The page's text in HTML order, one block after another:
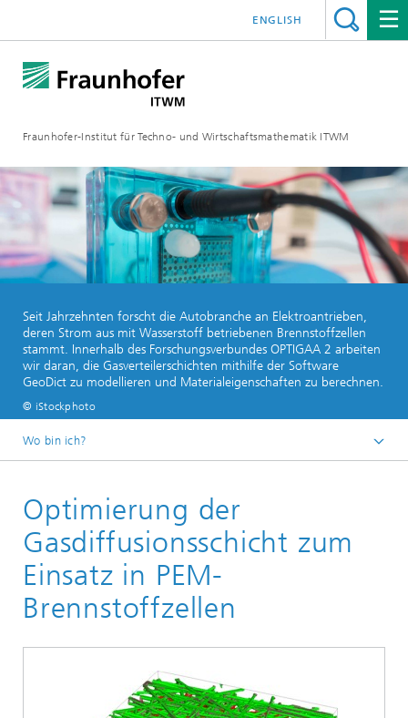
Fraunhofer-Institut für Techno- und Wirtschaftsmathematik ITWM
ENGLISH
Seit Jahrzehnten forscht die Autobranche an Elektroantrieben,
deren Strom aus mit Wasserstoff betriebenen Brennstoffzellen
stammt. Innerhalb des Forschungsverbundes OPTIGAA 2 arbeiten
wir daran, die Gasverteilerschichten mithilfe der Software
GeoDict zu modellieren und Materialeigenschaften zu berechnen.
© iStockphoto
Wo bin ich?
Abteilungen und Bereiche
Bereich »Prozesse und Materialien«
Optimierung der
Gasdiffusionsschicht zum
Einsatz in PEM-
Brennstoffzellen